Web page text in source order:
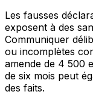
Les fausses
exposent à des
Communiquer
ou incomplètes
amende de 4 500
de six mois peut
des faits.